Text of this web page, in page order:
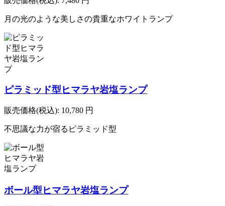
月の光のような美しさの貴重なホワイトランプ
ピラミッド型ヒマラヤ岩塩ランプ
販売価格(税込): 10,780 円
不思議な力が宿るピラミッド型
ボール型ヒマラヤ岩塩ランプ